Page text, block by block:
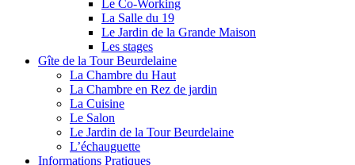
Le Co-Working
La Salle du 19
Le Jardin de la Grande Maison
Les stages
Gîte de la Tour Beurdelaine
La Chambre du Haut
La Chambre en Rez de jardin
La Cuisine
Le Salon
Le Jardin de la Tour Beurdelaine
L’échauguette
Informations Pratiques